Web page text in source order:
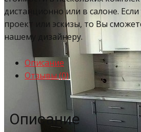
дистанционно или в салоне. Если
проект или эскизы, то Вы
нашему дизайнеру.
Описание
Отзывы (0)
Описание